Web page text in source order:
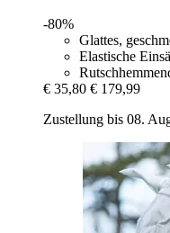
-80%
Glattes,
Elastische
€ 35,80 € 179,99
Zustellung bis 08.